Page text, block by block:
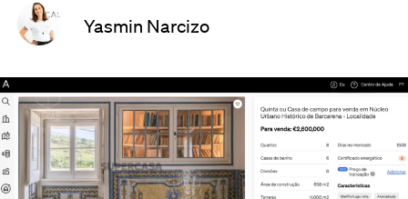
Yasmin Narcizo